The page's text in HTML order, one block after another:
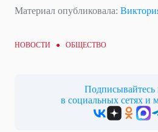
Материал опубликовала:
НОВОСТИ ● ОБЩЕСТВО
в социальных сетях и